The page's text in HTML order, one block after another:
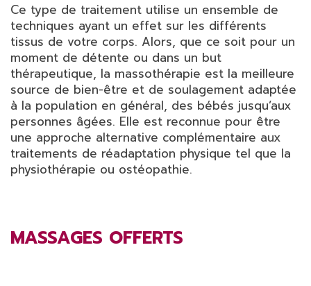
Ce type de traitement utilise un ensemble de
techniques ayant un effet sur les différents
tissus de votre corps. Alors, que ce soit pour un
moment de détente ou dans un but
thérapeutique, la massothérapie est la meilleure
source de bien-être et de soulagement adaptée
à la population en général, des bébés jusqu’aux
personnes âgées. Elle est reconnue pour être
une approche alternative complémentaire aux
traitements de réadaptation physique tel que la
physiothérapie ou ostéopathie.
MASSAGES OFFERTS